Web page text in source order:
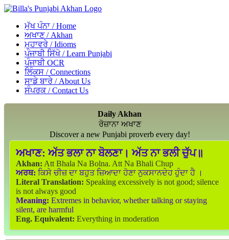
ਮੁੱਖ ਪੰਨਾ / Home
ਅਖਾਣ / Akhan
ਮੁਹਾਵਰੇ / Idioms
ਪੰਜਾਬੀ ਸਿੱਖੋ / Learn Punjabi
ਪੰਜਾਬੀ OCR
ਲਿੰਕਸ / Connections
ਸਾਡੇ ਬਾਰੇ / About Us
ਸੰਪਰਕ / Contact Us
Daily Akhan
ਰੋਜ਼ਾਨਾ ਅਖਾਣ
Discover a new Punjabi proverb every day!
ਅਖਾਣ: ਅੱਤ ਭਲਾ ਨਾ ਬੋਲਣਾ। ਅੱਤ ਨਾ ਭਲੀ ਚੁੱਪ॥
Akhan: Att Bhala Na Bolna. Att Na Bhali Chup
ਅਰਥ: ਕਿਸੇ ਚੀਜ਼ ਦਾ ਬਹੁਤ ਜ਼ਿਆਦਾ ਹੋਣਾ ਨੁਕਸਾਨਦੇਹ ਹੁੰਦਾ ਹੈ ।
Literal Translation: Speaking excessively is not good; silence
is not always good
Meaning: Extremes in behavior, whether talking or staying
silent, are harmful
Eng. Equivalent: Everything in moderation